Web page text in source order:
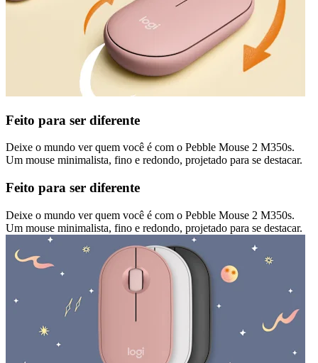
Feito para ser diferente
Deixe o mundo ver quem você é com o Pebble Mouse 2 M350s.
Um mouse minimalista, fino e redondo, projetado para se destacar.
Feito para ser diferente
Deixe o mundo ver quem você é com o Pebble Mouse 2 M350s.
Um mouse minimalista, fino e redondo, projetado para se destacar.